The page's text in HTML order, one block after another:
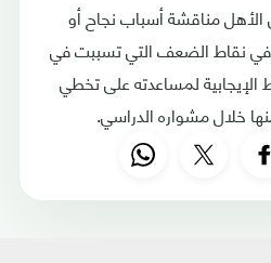
مناقشة أسباب نجاح أو
نقاط الضعف التي تسببت في
الإيجابية لمساعدته على تخطي
خلال مشواره الدراسي.